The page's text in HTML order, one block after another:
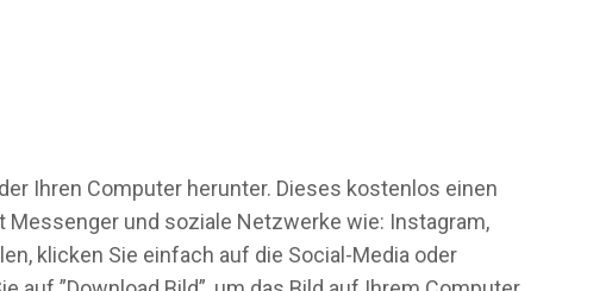
Ihren Computer herunter. Dieses kostenlos einen
Messenger und soziale Netzwerke wie: Instagram,
klicken Sie einfach auf die Social-Media oder